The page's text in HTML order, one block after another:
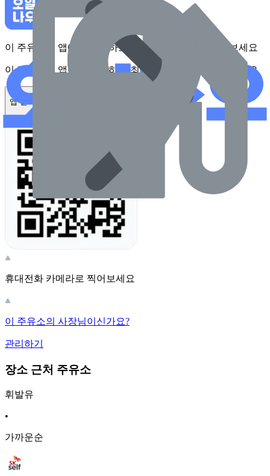
이 주유소를 앱에서 확인하고 최대 1만원 혜택을 받아보세요
이 주유소를 앱에서 확인하고 최대 1만원 혜택을 받아보세요
앱 설치하기
휴대전화 카메라로 찍어보세요
이 주유소의 사장님이신가요?
관리하기
장소 근처 주유소
휘발유
•
가까운순